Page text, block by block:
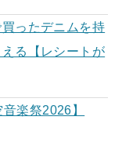
ったデニムを持
る【レシートが
楽祭2026】